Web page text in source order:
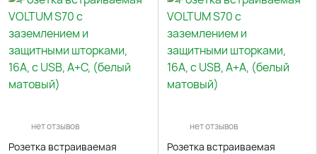
нет отзывов
Розетка встраиваемая
нет отзывов
Розетка встраиваемая